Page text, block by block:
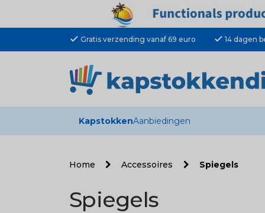
check Gratis verzending vanaf 69 euro check 14 dagen
KapstokkenAanbiedingen
Home Accessoires Spiegels
Spiegels